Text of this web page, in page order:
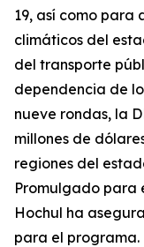
19, así como para
climáticos del
del transporte
dependencia de
nueve rondas, la
millones de
regiones del
Promulgado para
Hochul ha
para el programa.